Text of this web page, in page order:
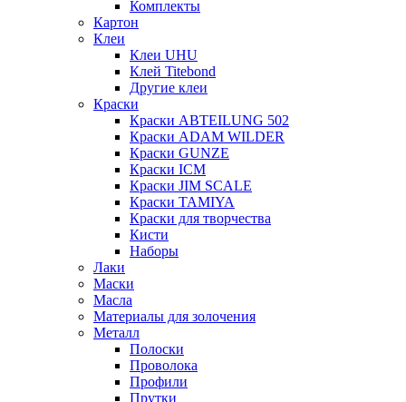
Комплекты
Картон
Клеи
Клеи UHU
Клей Titebond
Другие клеи
Краски
Краски ABTEILUNG 502
Краски ADAM WILDER
Краски GUNZE
Краски ICM
Краски JIM SCALE
Краски TAMIYA
Краски для творчества
Кисти
Наборы
Лаки
Маски
Масла
Материалы для золочения
Металл
Полоски
Проволока
Профили
Прутки